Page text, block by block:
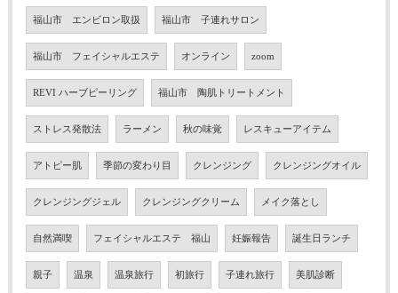
福山市 エンビロン取扱 福山市 子連れサロン
福山市 フェイシャルエステ オンライン zoom
REVI ハーブピーリング 福山市 陶肌トリートメント
ストレス発散法 ラーメン 秋の味覚 レスキューアイテム
アトピー肌 季節の変わり目 クレンジング クレンジングオイル
クレンジングジェル クレンジングクリーム メイク落とし
自然満喫 フェイシャルエステ 福山 妊娠報告 誕生日ランチ
親子 温泉 温泉旅行 初旅行 子連れ旅行 美肌診断